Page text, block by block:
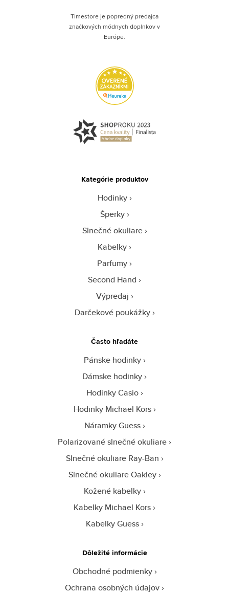
Timestore je popredný predajca
značkových módnych doplnkov v
Európe.
Kategórie produktov
Hodinky
Šperky
Slnečné okuliare
Kabelky
Parfumy
Second Hand
Výpredaj
Darčekové poukážky
Často hľadáte
Pánske hodinky
Dámske hodinky
Hodinky Casio
Hodinky Michael Kors
Náramky Guess
Polarizované slnečné okuliare
Slnečné okuliare Ray-Ban
Slnečné okuliare Oakley
Kožené kabelky
Kabelky Michael Kors
Kabelky Guess
Dôležité informácie
Obchodné podmienky
Ochrana osobných údajov